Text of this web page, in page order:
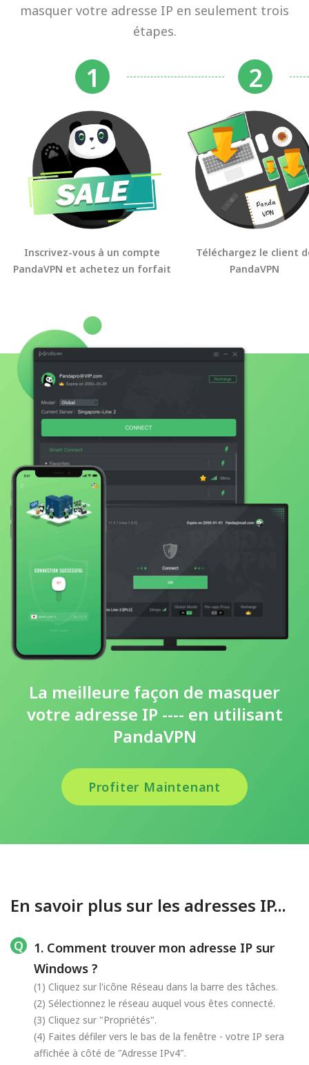
masquer votre adresse IP en seulement trois
étapes.
Inscrivez-vous à un compte
PandaVPN et achetez un forfait
Téléchargez le client
PandaVPN
La meilleure façon de masquer
votre adresse IP ---- en utilisant
PandaVPN
Profiter Maintenant
En savoir plus sur les adresses IP...
1. Comment trouver mon adresse IP sur
Windows ?
(1) Cliquez sur l'icône Réseau dans la barre des tâches.
(2) Sélectionnez le réseau auquel vous êtes connecté.
(3) Cliquez sur "Propriétés".
(4) Faites défiler vers le bas de la fenêtre - votre IP sera
affichée à côté de "Adresse IPv4".